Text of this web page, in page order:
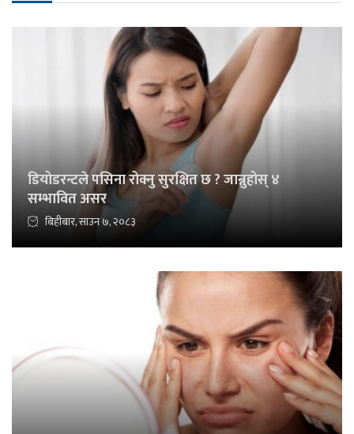
डियोडरन्टले पसिना रोक्नु सुरक्षित छ ? जान्नुहोस् ४
सम्भावित असर
बिहीबार, साउन ७, २०८३